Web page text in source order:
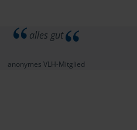
alles gut
anonymes VLH-Mitglied